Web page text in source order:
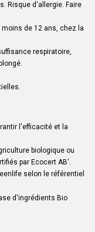
Risque d'allergie. Faire
de 12 ans, chez la
respiratoire,
l'efficacité et la
biologique ou
par Ecocert AB'.
selon le référentiel